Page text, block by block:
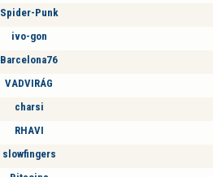
Spider-Punk
ivo-gon
Barcelona76
VADVIRÁG
charsi
RHAVI
slowfingers